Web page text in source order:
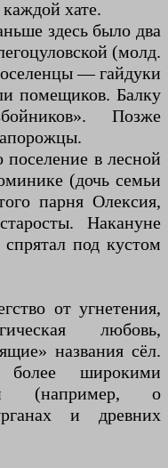
хате.
здесь было два
(молд.
— гайдуки
помещиков. Балку
Позже
в лесной
(дочь семьи
парня Олексия,
Накануне
под кустом
от угнетения,
любовь,
названия сёл.
широкими
(например, о
и древних